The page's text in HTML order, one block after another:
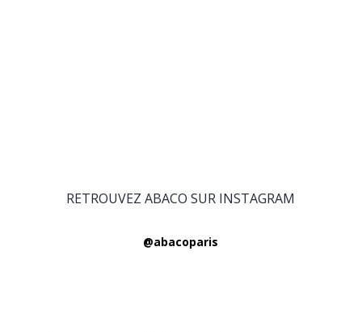
RETROUVEZ ABACO SUR INSTAGRAM
@abacoparis